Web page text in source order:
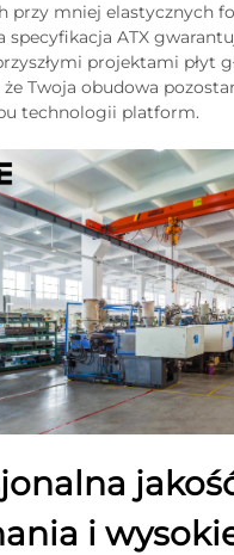
przy mniej elastycznych
specyfikacja ATX
projektami płyt
że Twoja obudowa
technologii platform.
i